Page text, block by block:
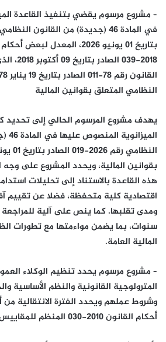
– مشروع مرسوم يقضي بتنفيذ القاعدة
بتاريخ 01 يونيو 2026، المعدل
2018-039
النظامي المتعلق بقوانين المالية
يهدف مشروع المرسوم الحالي إلى تحديد
بقوانين المالية، ويحدد المشروع على
هذه القاعدة بالاستناد إلى تحليلات
اقتصادية كلية متحفظة، فضلا عن تقييم
ومدى تقلبها. كما ينص على آلية للمراجعة
سنوات، بما يضمن مواءمتها مع تطورات
المالية العامة.
– مشروع مرسوم يحدد تنظيم الوكلاء
المترولوجية القانونية والنظم الأساسية
وشروط عملهم ويحدد الفترة الانتقالية من
أحكام القانون 2010-030 المنظم للمقاييس في موريتانيا.